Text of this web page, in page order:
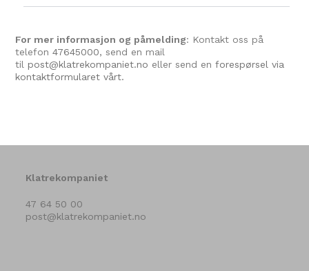
For mer informasjon og påmelding: Kontakt oss på
telefon47645000, send en mail
til post@klatrekompaniet.no eller send enforespørsel via
kontaktformularet vårt.
Klatrekompaniet
47 64 50 00
post@klatrekompaniet.no